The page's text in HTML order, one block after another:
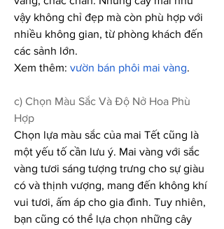
vậy không chỉ đẹp mà còn phù hợp với
nhiều không gian, từ phòng khách đến
các sảnh lớn.
Xem thêm: vườn bán phôi mai vàng.
c) Chọn Màu Sắc Và Độ Nở Hoa Phù
Hợp
Chọn lựa màu sắc của mai Tết cũng là
một yếu tố cần lưu ý. Mai vàng với sắc
vàng tươi sáng tượng trưng cho sự giàu
có và thịnh vượng, mang đến không khí
vui tươi, ấm áp cho gia đình. Tuy nhiên,
bạn cũng có thể lựa chọn những cây